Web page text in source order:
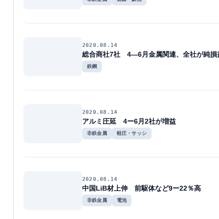
2020.08.14
総合商社7社 4―6月金属関連、全社が純損
鉄鋼
2020.08.14
アルミ圧延 4ー6月2社が増益
非鉄金属 軽圧・サッシ
2020.08.14
中国LiB材上伸 前駆体など9ー22％高
非鉄金属 電池